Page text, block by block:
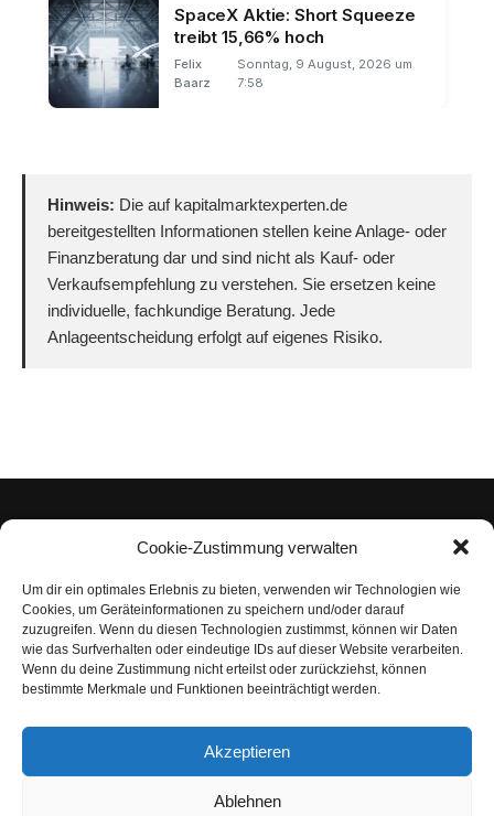
Cookie-Zustimmung verwalten
Um dir ein optimales Erlebnis zu bieten, verwenden wir Technologien wie
Cookies, um Geräteinformationen zu speichern und/oder darauf
zuzugreifen. Wenn du diesen Technologien zustimmst, können wir Daten
wie das Surfverhalten oder eindeutige IDs auf dieser Website verarbeiten.
Wenn du deine Zustimmung nicht erteilst oder zurückziehst, können
bestimmte Merkmale und Funktionen beeinträchtigt werden.
Akzeptieren
Ablehnen
SpaceX Aktie: Short Squeeze
treibt 15,66% hoch
Felix
Baarz
Sonntag, 9 August, 2026 um
7:58
Hinweis: Die auf kapitalmarktexperten.de
bereitgestellten Informationen stellen keine Anlage- oder
Finanzberatung dar und sind nicht als Kauf- oder
Verkaufsempfehlung zu verstehen. Sie ersetzen keine
individuelle, fachkundige Beratung. Jede
Anlageentscheidung erfolgt auf eigenes Risiko.
Impressum
Datenschutzerklärung
Nutzungsbedingungen | Haftungsausschluss
AGB